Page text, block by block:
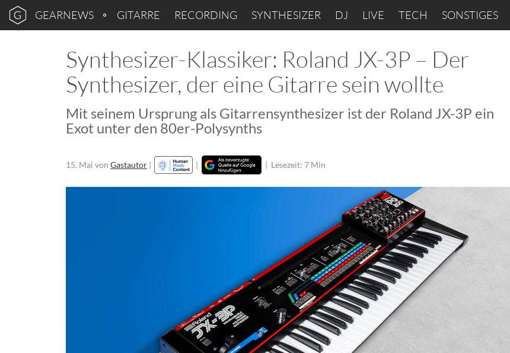
GEARNEWS GITARRE RECORDING SYNTHESIZER DJ LIVE TECH SONSTIGES
Synthesizer-Klassiker: Roland JX-3P – Der
Synthesizer, der eine Gitarre sein wollte
Mit seinem Ursprung als Gitarrensynthesizer ist der Roland JX-3P ein
Exot unter den 80er-Polysynths
15. Mai von Gastautor | | | Lesezeit: 7 Min